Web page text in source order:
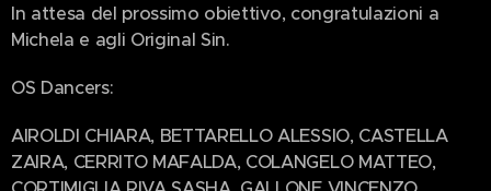
In attesa del prossimo obiettivo, congratulazioni a
Michela e agli Original Sin.
OS Dancers:
AIROLDI CHIARA, BETTARELLO ALESSIO, CASTELLA
ZAIRA, CERRITO MAFALDA, COLANGELO MATTEO,